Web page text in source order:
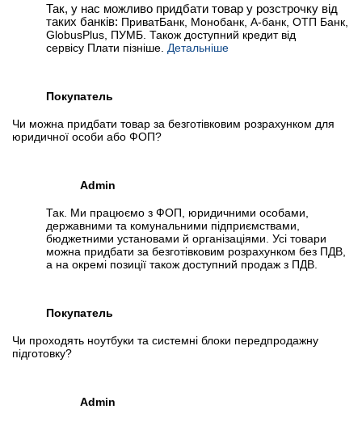
Так, у нас можливо придбати товар у розстрочку від
таких банків: ПриватБанк, Монобанк, А-банк, ОТП Банк,
GlobusPlus, ПУМБ. Також доступний кредит від
сервісу Плати пізніше. Детальніше
Покупатель
Чи можна придбати товар за безготівковим розрахунком для
юридичної особи або ФОП?
Admin
Так. Ми працюємо з ФОП, юридичними особами,
державними та комунальними підприємствами,
бюджетними установами й організаціями. Усі товари
можна придбати за безготівковим розрахунком без ПДВ,
а на окремі позиції також доступний продаж з ПДВ.
Покупатель
Чи проходять ноутбуки та системні блоки передпродажну
підготовку?
Admin